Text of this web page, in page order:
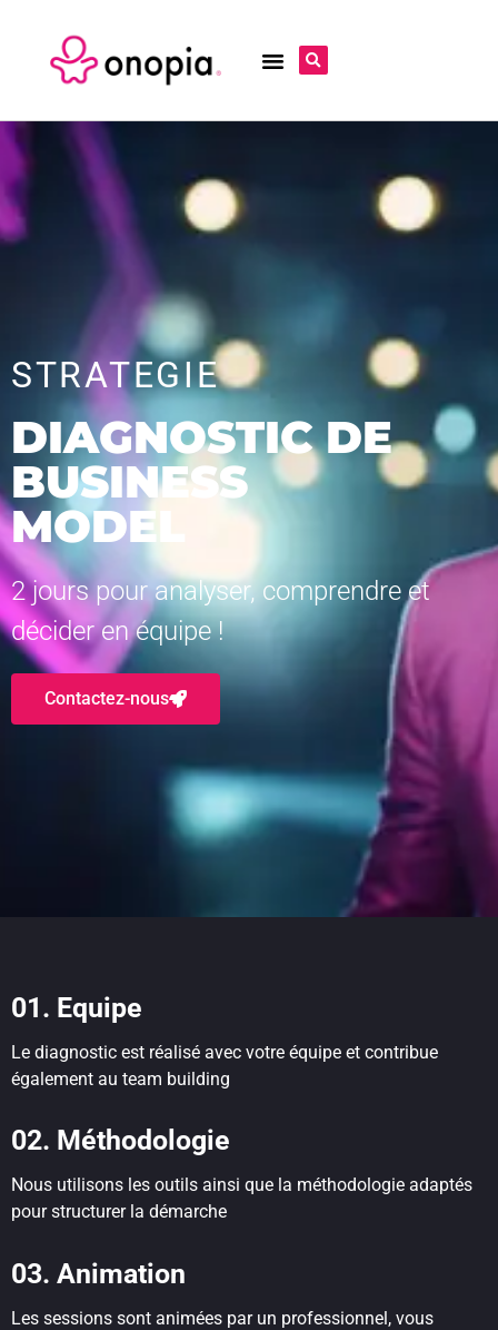
STRATEGIE
DIAGNOSTIC DE
BUSINESS
MODEL
2 jours pour analyser, comprendre et
décider en équipe !
Contactez-nous
01. Equipe
Le diagnostic est réalisé avec votre équipe et contribue
également au team building
02. Méthodologie
Nous utilisons les outils ainsi que la méthodologie adaptés
pour structurer la démarche
03. Animation
Les sessions sont animées par un professionnel, vous